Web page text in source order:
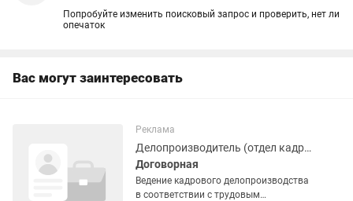
Попробуйте изменить поисковый запрос и проверить, нет ли
опечаток
Вас могут заинтересовать
Реклама
Делопроизводитель (отдел кадров) в частной школе
Договорная
Ведение кадрового делопроизводства
в соответствии с трудовым